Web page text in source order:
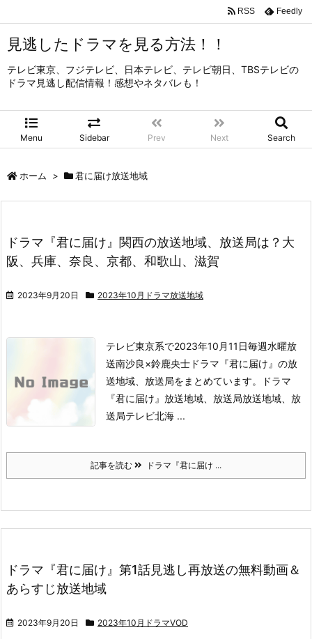
見逃したドラマを見る方法！！
テレビ東京、フジテレビ、日本テレビ、テレビ朝日、TBSテレビの
ドラマ見逃し配信情報！感想やネタバレも！
Menu Sidebar Prev Next Search
RSS Feedly
ホーム > 君に届け放送地域
ドラマ『君に届け』関西の放送地域、放送局は？大
阪、兵庫、奈良、京都、和歌山、滋賀
2023年9月20日 2023年10月ドラマ放送地域
テレビ東京系で2023年10月11日毎週水曜放
送南沙良×鈴鹿央士ドラマ『君に届け』の放
送地域、放送局をまとめています。
ドラマ
『君に届け』放送地域、放送局放送地域、放
送局テレビ北海 ...
記事を読む ドラマ『君に届け ...
ドラマ『君に届け』第1話見逃し再放送の無料動画＆
あらすじ放送地域
2023年9月20日 2023年10月ドラマVOD